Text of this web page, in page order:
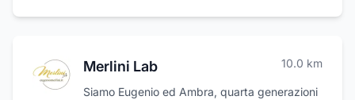
Merlini Lab 10.0 km
Siamo Eugenio ed Ambra, quarta generazioni